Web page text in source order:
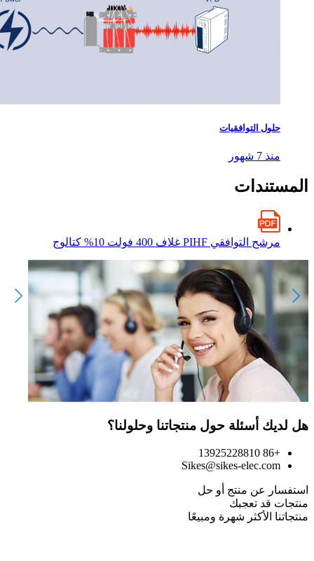
حلول التوافقيات
منذ 7 شهور
المستندات
مرشح التوافقي PIHF غلاف 400 فولت 10% كتالوج
هل لديك أسئلة حول منتجاتنا وحلولنا؟
+86 13925228810
Sikes@sikes-elec.com
استفسار عن منتج أو حل
منتجات قد تعجبك
منتجاتنا الأكثر شهرة ومبيعًا